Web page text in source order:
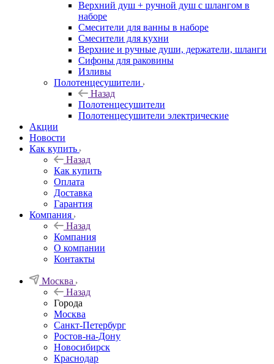
Верхний душ + ручной душ с шлангом в
наборе
Смесители для ванны в наборе
Смесители для кухни
Верхние и ручные души, держатели, шланги
Сифоны для раковины
Изливы
Полотенцесушители
Назад
Полотенцесушители
Полотенцесушители электрические
Акции
Новости
Как купить
Назад
Как купить
Оплата
Доставка
Гарантия
Компания
Назад
Компания
О компании
Контакты
Москва
Назад
Города
Москва
Санкт-Петербург
Ростов-на-Дону
Новосибирск
Краснодар